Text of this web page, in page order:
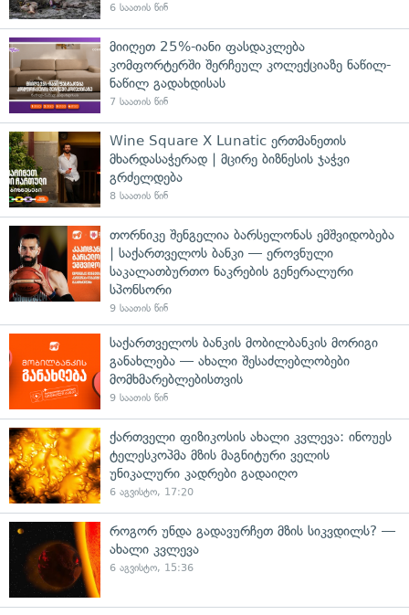
6 საათის წინ
მიიღეთ 25%-იანი ფასდაკლება
კომფორტერში შერჩეულ კოლექციაზე ნაწილ-
ნაწილ გადახდისას
7 საათის წინ
Wine Square X Lunatic ერთმანეთის
მხარდასაჭერად | მცირე ბიზნესის ჯაჭვი
გრძელდება
8 საათის წინ
თორნიკე შენგელია ბარსელონას ემშვიდობება
| საქართველოს ბანკი — ეროვნული
საკალათბურთო ნაკრების გენერალური
სპონსორი
9 საათის წინ
საქართველოს ბანკის მობილბანკის მორიგი
განახლება — ახალი შესაძლებლობები
მომხმარებლებისთვის
9 საათის წინ
ქართველი ფიზიკოსის ახალი კვლევა: ინოუეს
ტელესკოპმა მზის მაგნიტური ველის
უნიკალური კადრები გადაიღო
6 აგვისტო, 17:20
როგორ უნდა გადავურჩეთ მზის სიკვდილს? —
ახალი კვლევა
6 აგვისტო, 15:36